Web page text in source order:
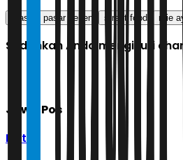
stasiun pasar senen street food mie
Sudahkah Anda mengikuti
Jawa Pos
Ikuti